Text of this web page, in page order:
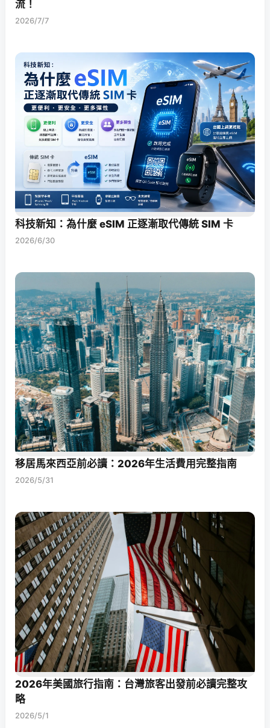
流！
2026/7/7
科技新知：為什麼 eSIM 正逐漸取代傳統 SIM 卡
2026/6/30
移居馬來西亞前必讀：2026年生活費用完整指南
2026/5/31
2026年美國旅行指南：台灣旅客出發前必讀完整攻
略
2026/5/1